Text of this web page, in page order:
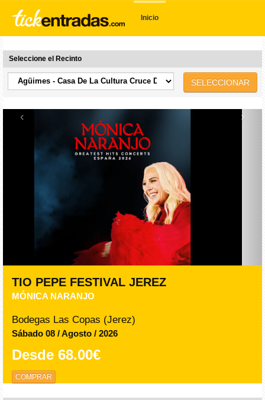
Inicio
Seleccione el Recinto
SELECCIONAR
‹ ›
TIO PEPE FESTIVAL JEREZ
MÓNICA NARANJO
Bodegas Las Copas (Jerez)
Sábado 08 / Agosto / 2026
Desde 68.00€
COMPRAR